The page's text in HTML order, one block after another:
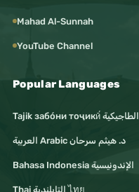
Mahad Al-Sunnah
YouTube Channel
Popular Languages
Tajik забо́ни тоҷикӣ́ الطاجيكية
د. هيثم سرحان Arabic العربية
Bahasa Indonesia الإندونيسية
Thai التايلندية ไทย